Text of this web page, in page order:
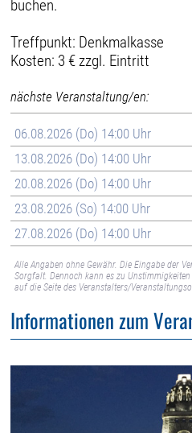
buchen.
Treffpunkt: Denkmalkasse
Kosten: 3 € zzgl. Eintritt
nächste Veranstaltung/en:
06.08.2026 (Do) 14:00 Uhr
13.08.2026 (Do) 14:00 Uhr
20.08.2026 (Do) 14:00 Uhr
23.08.2026 (So) 14:00 Uhr
27.08.2026 (Do) 14:00 Uhr
Alle Angaben ohne Gewähr. Die Eingabe der
Sorgfalt. Dennoch kann es zu
auf die Seite des Veranstalters/
Informationen zum